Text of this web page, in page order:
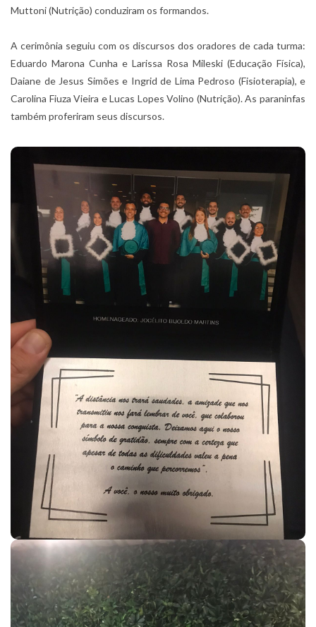
Muttoni (Nutrição) conduziram os formandos.
A cerimônia seguiu com os discursos dos oradores de cada turma:
Eduardo Marona Cunha e Larissa Rosa Mileski (Educação Física),
Daiane de Jesus Simões e Ingrid de Lima Pedroso (Fisioterapia), e
Carolina Fiuza Vieira e Lucas Lopes Volino (Nutrição). As paraninfas
também proferiram seus discursos.